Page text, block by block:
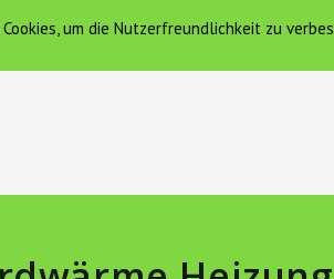
HOF SONNENGOLD
um die Nutzerfreundlichkeit zu